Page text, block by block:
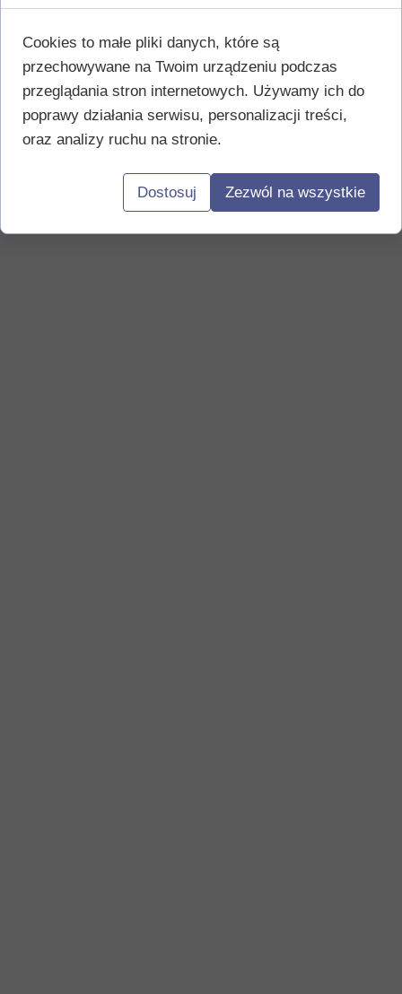
Cookies to małe pliki danych, które są
przechowywane na Twoim urządzeniu podczas
przeglądania stron internetowych. Używamy ich do
poprawy działania serwisu, personalizacji treści,
oraz analizy ruchu na stronie.
Dostosuj Zezwól na wszystkie